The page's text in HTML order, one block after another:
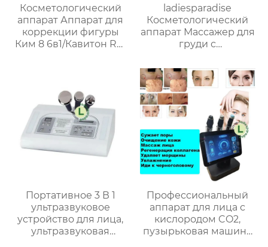
Косметологический
аппарат Аппарат для
коррекции фигуры
Ким 8 6в1/Кавитон RF-
уменьшающий жир
массаж для всего тела
ladiesparadise
Косметологический
аппарат Массажер для
груди с
давлением NY-600
Портативное 3 В 1
ультразвуковое
устройство для лица,
ультразвуковая
Профессиональный
аппарат для лица с
кислородом CO2,
пузырьковая машина